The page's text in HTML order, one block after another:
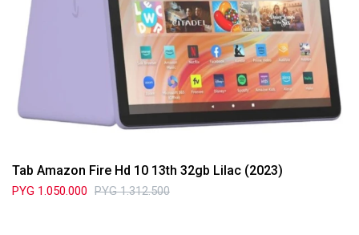
Tab Amazon Fire Hd 10 13th 32gb Lilac (2023)
PYG 1.050.000 PYG 1.312.500